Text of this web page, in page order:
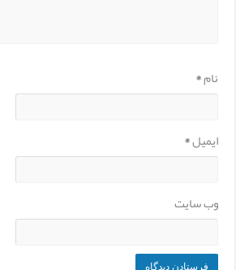
نام*
ایمیل*
وب‌ سایت